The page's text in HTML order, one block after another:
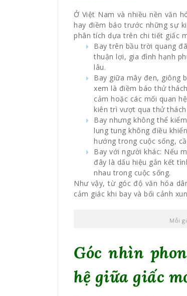
Ở Việt Nam và nhiều nền văn
hay điềm báo trước những sự
phân tích dựa trên chi tiết giấc
Bay trên bầu trời quang
thuận lợi, gia đình hạnh
lâu.
Bay giữa mây đen, giông
xem là điềm báo thử
cảm hoặc các mối quan
kiên trì vượt qua thử
Bay nhưng không thể
lung tung không điều
hướng trong cuộc sống,
Bay với người khác: Nếu
đây là dấu hiệu gắn kết
nhau trong cuộc sống.
Như vậy, từ góc độ văn hóa
cảm giác khi bay và bối cảnh
Mỗi
Góc nhìn
hệ giữa giấc